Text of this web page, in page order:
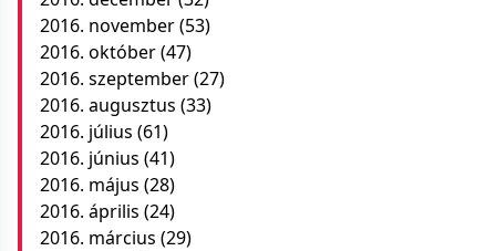
2016. november(53)
2016. október(47)
2016. szeptember(27)
2016. augusztus (33)
2016. július (61)
2016. június (41)
2016. május (28)
2016. április (24)
2016. március (29)